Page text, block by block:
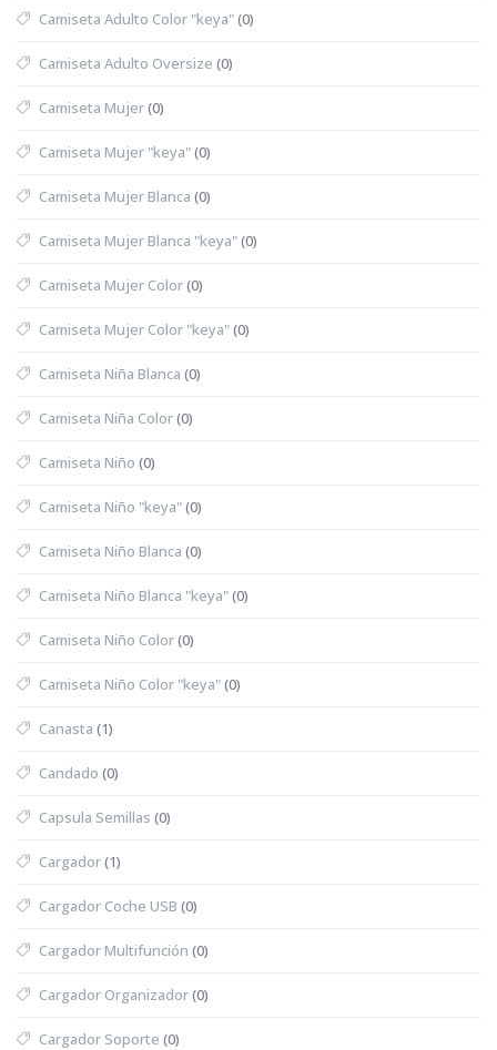
Camiseta Adulto Color "keya"(0)
Camiseta Adulto Oversize (0)
Camiseta Mujer(0)
Camiseta Mujer "keya"(0)
Camiseta Mujer Blanca (0)
Camiseta Mujer Blanca "keya"(0)
Camiseta Mujer Color(0)
Camiseta Mujer Color "keya"(0)
Camiseta Niña Blanca (0)
Camiseta Niña Color(0)
Camiseta Niño (0)
Camiseta Niño "keya"(0)
Camiseta Niño Blanca (0)
Camiseta Niño Blanca "keya"(0)
Camiseta Niño Color(0)
Camiseta Niño Color "keya"(0)
Canasta (1)
Candado (0)
Capsula Semillas (0)
Cargador(1)
Cargador Coche USB (0)
Cargador Multifunción (0)
Cargador Organizador(0)
Cargador Soporte (0)